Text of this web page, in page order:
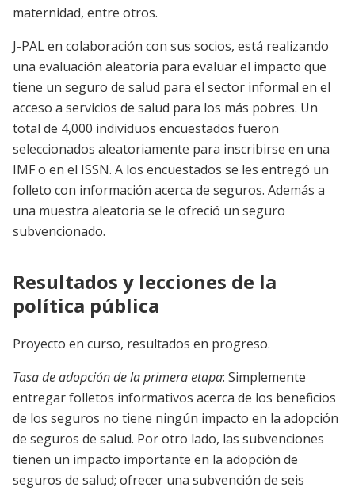
maternidad, entre otros.
J-PAL en colaboración con sus socios, está realizando
una evaluación aleatoria para evaluar el impacto que
tiene un seguro de salud para el sector informal en el
acceso a servicios de salud para los más pobres. Un
total de 4,000 individuos encuestados fueron
seleccionados aleatoriamente para inscribirse en una
IMF o en el ISSN. A los encuestados se les entregó un
folleto con información acerca de seguros. Además a
una muestra aleatoria se le ofreció un seguro
subvencionado.
Resultados y lecciones de la
política pública
Proyecto en curso, resultados en progreso.
Tasa de adopción de la primera etapa: Simplemente
entregar folletos informativos acerca de los beneficios
de los seguros no tiene ningún impacto en la adopción
de seguros de salud. Por otro lado, las subvenciones
tienen un impacto importante en la adopción de
seguros de salud; ofrecer una subvención de seis